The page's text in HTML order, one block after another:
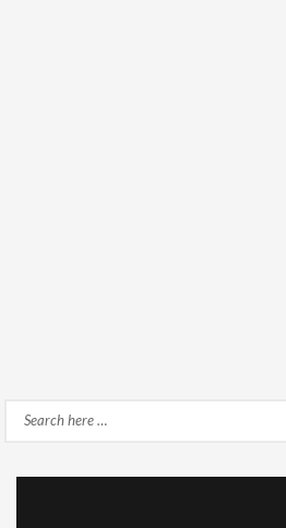
Search